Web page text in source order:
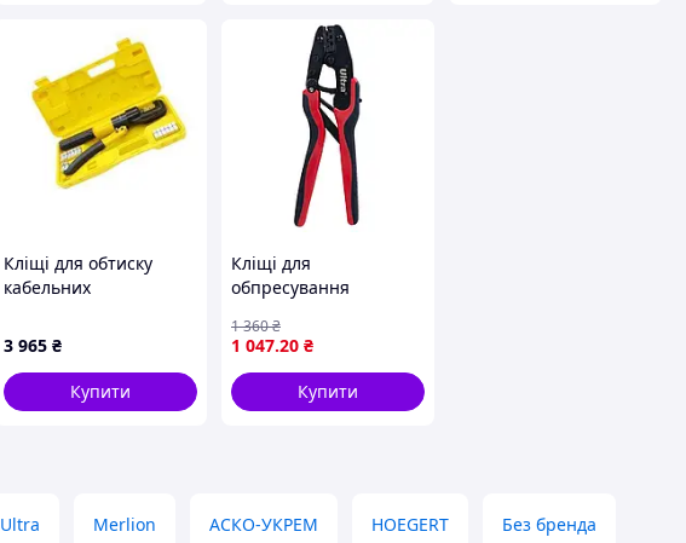
Кліщі для обтиску
кабельних
6-70мм?, макс зусилля
8т, хід поршня 12мм
Стандарт
3 965 ₴
Купити
Кліщі для
обпресування
ULTRA (0.5-6.0 мм²)
1 047.20 ₴
1 360₴
Купити
Ultra Merlion АСКО-УКРЕМ HOEGERT Без бренда